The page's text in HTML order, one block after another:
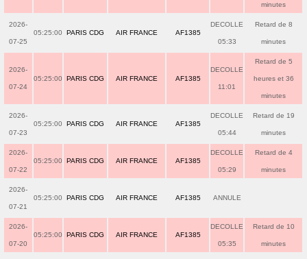
minutes
2026-
07-25
05:25:00 PARIS CDG AIR FRANCE AF1385
DECOLLE
05:33
Retard de 8
minutes
2026-
07-24
05:25:00 PARIS CDG AIR FRANCE AF1385
DECOLLE
11:01
Retard de 5
heures et 36
minutes
2026-
07-23
05:25:00 PARIS CDG AIR FRANCE AF1385
DECOLLE
05:44
Retard de 19
minutes
2026-
07-22
05:25:00 PARIS CDG AIR FRANCE AF1385
DECOLLE
05:29
Retard de 4
minutes
2026-
07-21
05:25:00 PARIS CDG AIR FRANCE AF1385 ANNULE
2026-
07-20
05:25:00 PARIS CDG AIR FRANCE AF1385
DECOLLE
05:35
Retard de 10
minutes